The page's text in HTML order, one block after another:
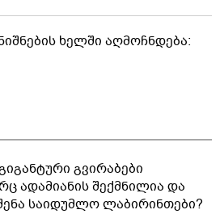
ხელში აღმოჩნდება:
გვირაბები
ადამიანის შექმნილია და
საიდუმლო ლაბირინთები?